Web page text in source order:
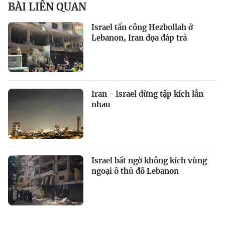
BÀI LIÊN QUAN
Israel tấn công Hezbollah ở
Lebanon, Iran dọa đáp trả
Iran - Israel dừng tập kích lẫn
nhau
Israel bất ngờ không kích vùng
ngoại ô thủ đô Lebanon